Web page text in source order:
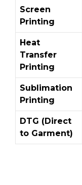
Screen
Printing
Heat
Transfer
Printing
Sublimation
Printing
DTG (Direct
to Garment)